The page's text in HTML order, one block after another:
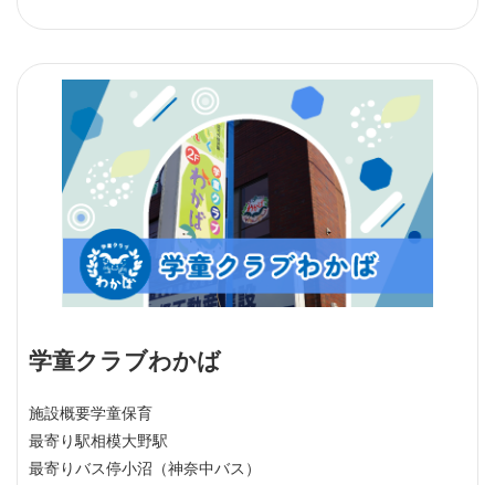
学童クラブわかば
施設概要学童保育
最寄り駅相模大野駅
最寄りバス停小沼（神奈中バス）